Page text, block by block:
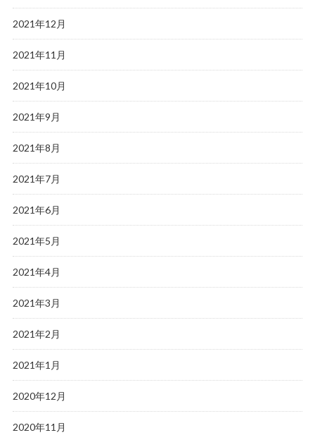
2021年12月
2021年11月
2021年10月
2021年9月
2021年8月
2021年7月
2021年6月
2021年5月
2021年4月
2021年3月
2021年2月
2021年1月
2020年12月
2020年11月